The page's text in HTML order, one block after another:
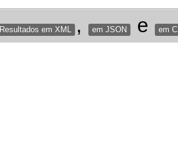
Resultados em XML , em JSON e em